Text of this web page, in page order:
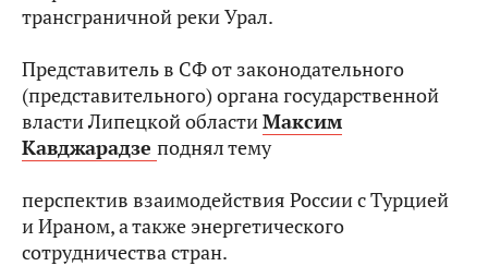
трансграничной реки Урал.
Представитель в СФ от законодательного
(представительного) органа государственной
власти Липецкой областиМаксим
Кавджарадзе поднял тему
перспектив взаимодействия России с Турцией
и Ираном, а также энергетического
сотрудничества стран.